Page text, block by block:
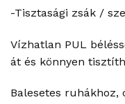
-Tisztasági zsák /
Vízhatlan PUL
át és könnyen
Balesetes ruhákhoz,